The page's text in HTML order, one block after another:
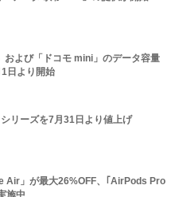
および「ドコモ mini」のデータ容量
日より開始
リーズを7月31日より値上げ
Air」が最大26%OFF、｢AirPods Pro
施中